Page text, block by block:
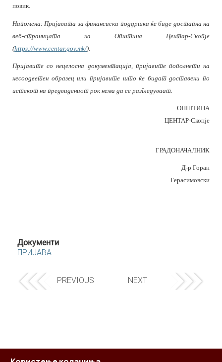
повик.
Напомена: Пријавата за финансиска поддршка ќе биде достапна на
веб-страницата на Општина Центар-Скопје
(https://www.centar.gov.mk/).
Пријавите со нецелосна документација, пријавите пополнети на
несоодветен образец или пријавите што ќе бидат доставени по
истекот на предвидениот рок нема да се разгледуваат.
ОПШТИНА
ЦЕНТАР-Скопје
ГРАДОНАЧАЛНИК
Д-р Горан
Герасимовски
Документи
ПРИЈАВА
PREVIOUS NEXT